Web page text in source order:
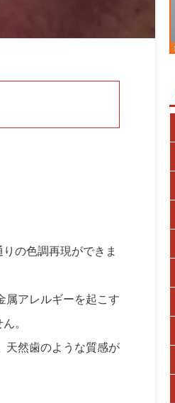
の色調再現ができま
属アレルギーを起こす
。
天然歯のような質感が